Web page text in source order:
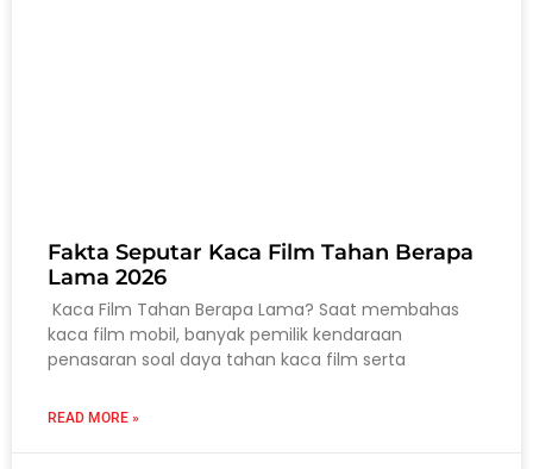
Fakta Seputar Kaca Film Tahan Berapa
Lama 2026
Kaca Film Tahan Berapa Lama? Saat membahas
kaca film mobil, banyak pemilik kendaraan
penasaran soal daya tahan kaca film serta
READ MORE »